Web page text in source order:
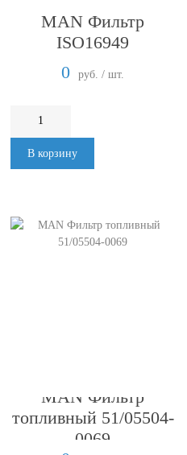
MAN Фильтр
ISO16949
0
руб. / шт.
В корзину
MAN Фильтр
топливный 51/05504-
0069